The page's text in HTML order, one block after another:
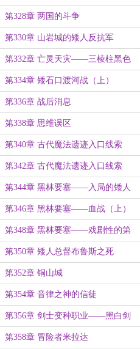
第328章 两国的斗争
第330章 山岩城的矮人反抗军
第332章 亡灵天灾——三棱柱黑色
晶体
第334章 矮石口渡河战（上）
第336章 战后消息
第338章 思维误区
第340章 古代魔法遗迹入口线索
（上）
第342章 古代魔法遗迹入口线索
（下）
第344章 黑林要塞——入局的矮人
军队
第346章 黑林要塞——血战（上）
第348章 黑林要塞——戏剧性的第
二次攻城
第350章 矮人总督布鲁斯之死
第352章 铜山城
第354章 音律之神的信徒
第356章 剑士变种职业——黑白剑
士
第358章 冒险者米拉达